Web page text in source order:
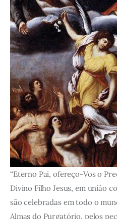
“Eterno Pai, ofereço-Vos o
Divino Filho Jesus, em união
são celebradas em todo o
Almas do Purgatório, pelos